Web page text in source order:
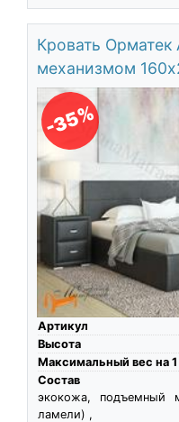
Кровать
механизмом
-35%
Артикул
Высота
Максимальный вес на
Состав
экокожа, подъемный
ламели) ,